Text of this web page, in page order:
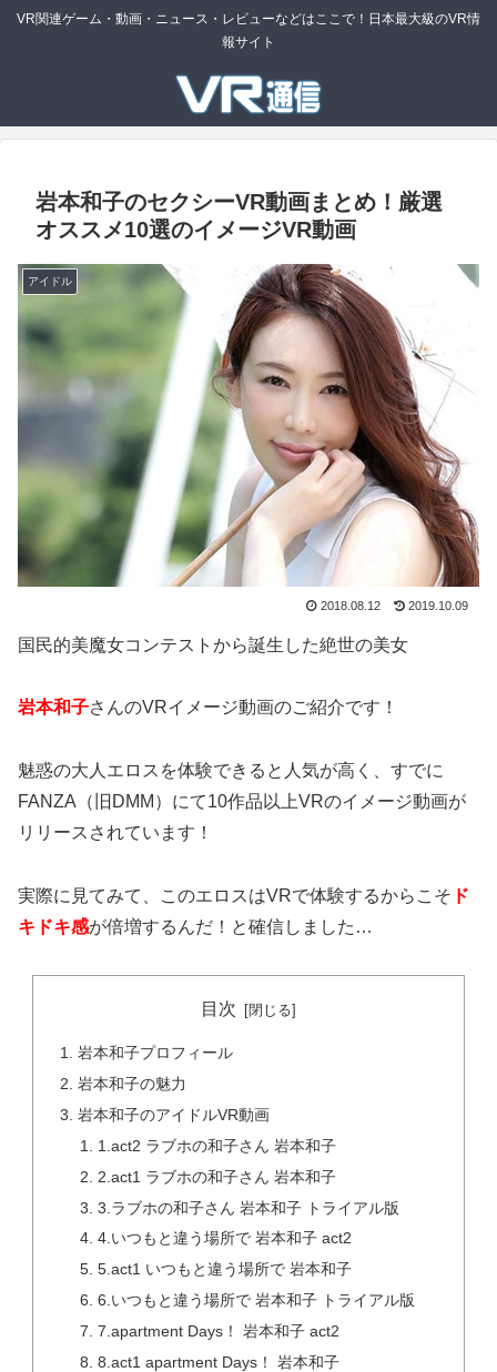
VR関連ゲーム・動画・ニュース・レビューなどはここで！日本最大級のVR情
報サイト
岩本和子のセクシーVR動画まとめ！厳選
オススメ10選のイメージVR動画
アイドル
2018.08.12 2019.10.09
国民的美魔女コンテストから誕生した絶世の美女
岩本和子さんのVRイメージ動画のご紹介です！
魅惑の大人エロスを体験できると人気が高く、すでに
FANZA（旧DMM）にて10作品以上VRのイメージ動画が
リリースされています！
実際に見てみて、このエロスはVRで体験するからこそ ド
キドキ感が倍増するんだ！と確信しました…
目次
岩本和子プロフィール
岩本和子の魅力
岩本和子のアイドルVR動画
1.act2 ラブホの和子さん 岩本和子
2.act1 ラブホの和子さん 岩本和子
3.ラブホの和子さん 岩本和子 トライアル版
4.いつもと違う場所で 岩本和子 act2
5.act1 いつもと違う場所で 岩本和子
6.いつもと違う場所で 岩本和子 トライアル版
7.apartment Days！ 岩本和子 act2
8.act1 apartment Days！ 岩本和子